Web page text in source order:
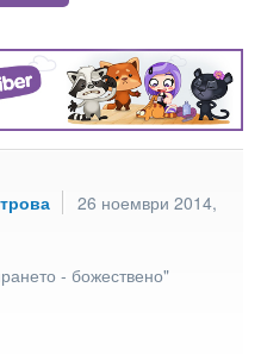
26 ноември 2014,
- божествено"